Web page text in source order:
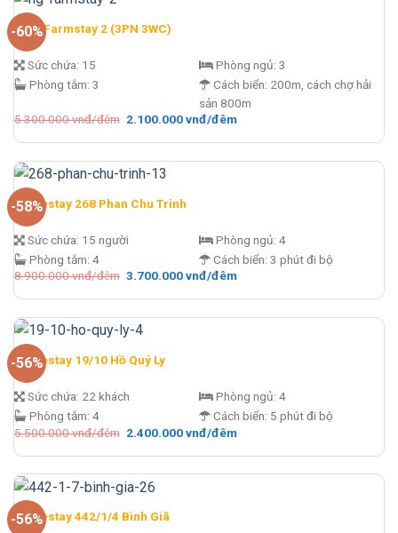
-60%
N&G Farmstay 2 (3PN 3WC)
Sức chứa: 15
Phòng tắm: 3
Phòng ngủ: 3
Cách biển: 200m, cách chợ hải
sản 800m
5.300.000vnđ/đêm Giá
là:
đêm.
2.100.000vnđ/đêmGiá
tại
2.100.000 vnđ/
-58%
Homestay 268 Phan Chu Trinh
Sức chứa: 15 người
Phòng tắm: 4
Phòng ngủ: 4
Cách biển: 3 phút đi bộ
8.900.000vnđ/đêm Giá
là:
đêm.
3.700.000vnđ/đêmGiá
tại
3.700.000 vnđ/
-56%
Homestay 19/10 Hồ Quý Ly
Sức chứa: 22 khách
Phòng tắm: 4
Phòng ngủ: 4
Cách biển: 5 phút đi bộ
5.500.000vnđ/đêm Giá
là:
đêm.
2.400.000vnđ/đêmGiá
tại
2.400.000 vnđ/
-56%
Homestay 442/1/4 Bình Giã